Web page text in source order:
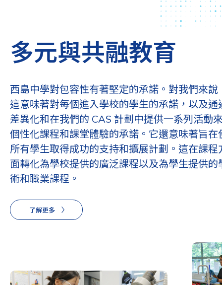
多元與共融教育
西島中學對包容性有著堅定的承諾。對我們來說
這意味著對每個進入學校的學生的承諾，以及通
差異化和在我們的 CAS 計劃中提供一系列活動
個性化課程和課堂體驗的承諾。它還意味著旨在
所有學生取得成功的支持和擴展計劃。這在課程
面轉化為學校提供的廣泛課程以及為學生提供的
術和職業課程。
了解更多